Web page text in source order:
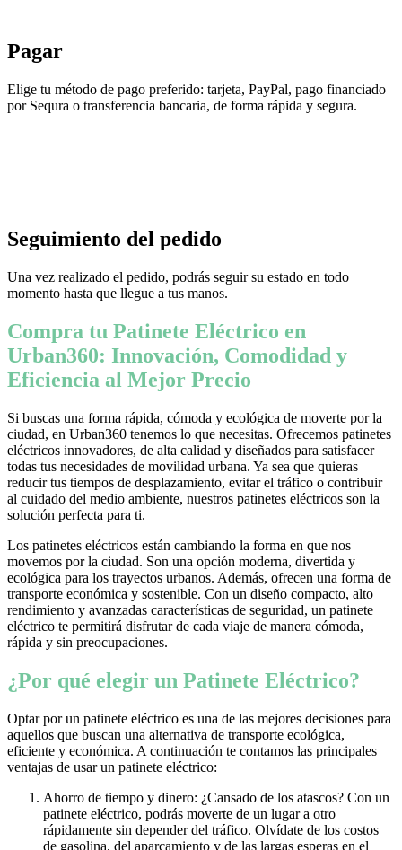
Pagar
Elige tu método de pago preferido: tarjeta, PayPal, pago financiado
por Sequra o transferencia bancaria, de forma rápida y segura.
Seguimiento del pedido
Una vez realizado el pedido, podrás seguir su estado en todo
momento hasta que llegue a tus manos.
Compra tu Patinete Eléctrico en
Urban360: Innovación, Comodidad y
Eficiencia al Mejor Precio
Si buscas una forma rápida, cómoda y ecológica de moverte por la
ciudad, en Urban360 tenemos lo que necesitas. Ofrecemos patinetes
eléctricos innovadores, de alta calidad y diseñados para satisfacer
todas tus necesidades de movilidad urbana. Ya sea que quieras
reducir tus tiempos de desplazamiento, evitar el tráfico o contribuir
al cuidado del medio ambiente, nuestros patinetes eléctricos son la
solución perfecta para ti.
Los patinetes eléctricos están cambiando la forma en que nos
movemos por la ciudad. Son una opción moderna, divertida y
ecológica para los trayectos urbanos. Además, ofrecen una forma de
transporte económica y sostenible. Con un diseño compacto, alto
rendimiento y avanzadas características de seguridad, un patinete
eléctrico te permitirá disfrutar de cada viaje de manera cómoda,
rápida y sin preocupaciones.
¿Por qué elegir un Patinete Eléctrico?
Optar por un patinete eléctrico es una de las mejores decisiones para
aquellos que buscan una alternativa de transporte ecológica,
eficiente y económica. A continuación te contamos las principales
ventajas de usar un patinete eléctrico:
Ahorro de tiempo y dinero: ¿Cansado de los atascos? Con un
patinete eléctrico, podrás moverte de un lugar a otro
rápidamente sin depender del tráfico. Olvídate de los costos
de gasolina, del aparcamiento y de las largas esperas en el